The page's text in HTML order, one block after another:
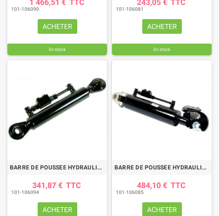
1 466,51 € TTC
101-106090
ACHETER
En stock
243,05 € TTC
101-106081
ACHETER
En stock
BARRE DE POUSSEE HYDRAULIQUE ROTULE-ROTULE LG 610-890 CAT2
341,87 € TTC
101-106094
ACHETER
BARRE DE POUSSEE HYDRAULIQUE CHAPE-CROCHET LG 575-750 CAT3
484,10 € TTC
101-106085
ACHETER